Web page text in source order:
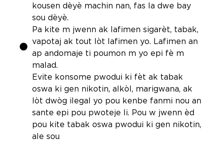
kousen dèyè machin nan, fas la dwe bay
sou dèyè.
Pa kite m jwenn ak lafimen sigarèt, tabak,
vapotaj ak tout lòt lafimen yo. Lafimen an
ap andomaje ti poumon m yo epi fè m
malad.
Evite konsome pwodui ki fèt ak tabak
oswa ki gen nikotin, alkòl, marigwana, ak
lòt dwòg ilegal yo pou kenbe fanmi nou an
sante epi pou pwoteje li. Pou w jwenn èd
pou kite tabak oswa pwodui ki gen nikotin,
ale sou